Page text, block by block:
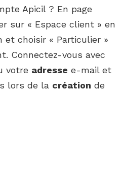
Apicil ? En page
sur « Espace client » en
et choisir « Particulier »
Connectez-vous avec
votre adresse e-mail et
lors de la création de